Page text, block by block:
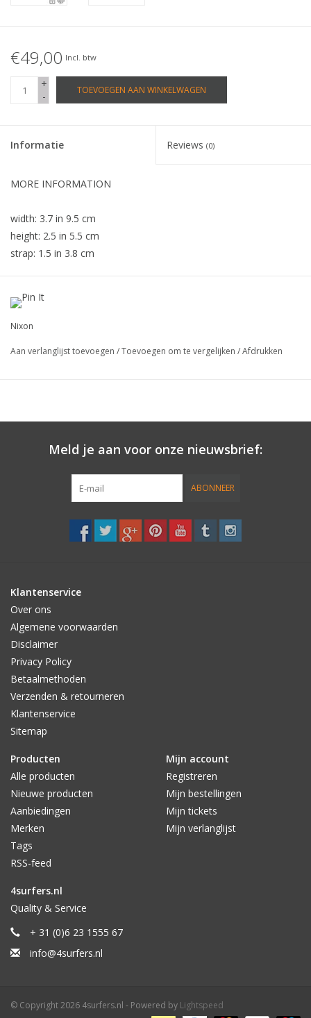
€49,00 Incl. btw
+
-
TOEVOEGEN AAN WINKELWAGEN
Informatie Reviews (0)
MORE INFORMATION
width: 3.7 in 9.5 cm
height: 2.5 in 5.5 cm
strap: 1.5 in 3.8 cm
• interchangeable custom-cast single-post buckle
• hollow dough-style metal snaps
• nixon embroidery on strap tip
Nixon
Aan verlanglijst toevoegen /Toevoegen om te vergelijken /Afdrukken
Meld je aan voor onze nieuwsbrief:
ABONNEER
Klantenservice
Over ons
Algemene voorwaarden
Disclaimer
Privacy Policy
Betaalmethoden
Verzenden & retourneren
Klantenservice
Sitemap
Producten
Alle producten
Nieuwe producten
Aanbiedingen
Merken
Tags
RSS-feed
Mijn account
Registreren
Mijn bestellingen
Mijn tickets
Mijn verlanglijst
4surfers.nl
Quality & Service
+ 31 (0)6 23 1555 67
info@4surfers.nl
© Copyright 2026 4surfers.nl - Powered by Lightspeed